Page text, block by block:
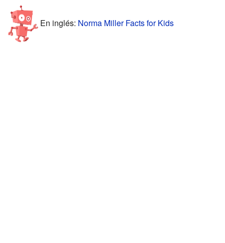
En inglés: Norma Miller Facts for Kids